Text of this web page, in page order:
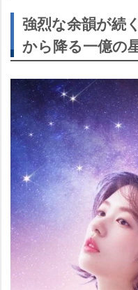
強烈な余韻が続
から降る一億の